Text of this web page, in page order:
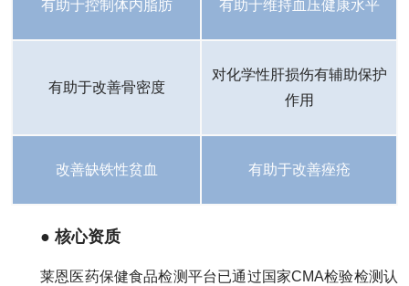
有助于控制体内脂肪 有助于维持血压健康水平
有助于改善骨密度
对化学性肝损伤有辅助保护
作用
改善缺铁性贫血 有助于改善痤疮
● 核心资质
莱恩医药保健食品检测平台已通过国家CMA检验检测认